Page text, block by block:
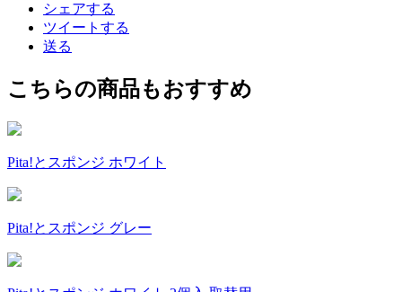
シェアする
ツイートする
送る
こちらの商品もおすすめ
Pita!とスポンジ ホワイト
Pita!とスポンジ グレー